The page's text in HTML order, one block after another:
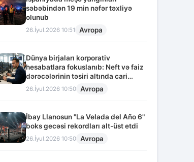
səbəbindən 19 min nəfər təxliyə
olunub
26.İyul.2026 10:51 Avropa
Dünya birjaları korporativ
hesabatlara fokuslanıb: Neft və faiz
dərəcələrinin təsiri altında cari
vəziyyət
26.İyul.2026 10:50 Avropa
İbay Llanosun "La Velada del Año 6"
boks gecəsi rekordları alt-üst etdi
26.İyul.2026 10:50 Avropa